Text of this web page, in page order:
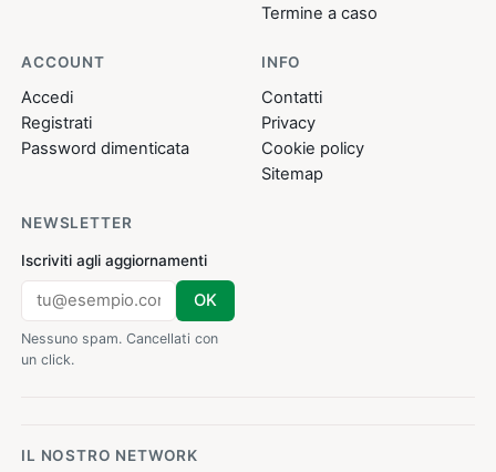
Termine a caso
ACCOUNT
Accedi
Registrati
Password dimenticata
INFO
Contatti
Privacy
Cookie policy
Sitemap
NEWSLETTER
Iscriviti agli aggiornamenti
OK
Nessuno spam. Cancellati con
un click.
IL NOSTRO NETWORK